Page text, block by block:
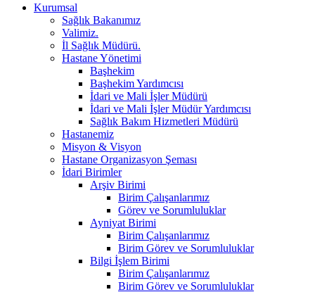
Kurumsal
Sağlık Bakanımız
Valimiz.
İl Sağlık Müdürü.
Hastane Yönetimi
Başhekim
Başhekim Yardımcısı
İdari ve Mali İşler Müdürü
İdari ve Mali İşler Müdür Yardımcısı
Sağlık Bakım Hizmetleri Müdürü
Hastanemiz
Misyon & Visyon
Hastane Organizasyon Şeması
İdari Birimler
Arşiv Birimi
Birim Çalışanlarımız
Görev ve Sorumluluklar
Ayniyat Birimi
Birim Çalışanlarımız
Birim Görev ve Sorumluluklar
Bilgi İşlem Birimi
Birim Çalışanlarımız
Birim Görev ve Sorumluluklar